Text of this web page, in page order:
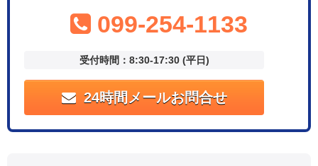
099-254-1133
受付時間：8:30-17:30 (平日)
24時間メールお問合せ